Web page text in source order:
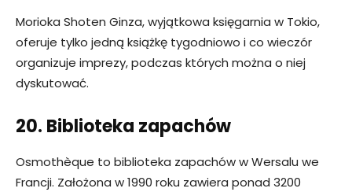
Morioka Shoten Ginza, wyjątkowa księgarnia w Tokio,
oferuje tylko jedną książkę tygodniowo i co wieczór
organizuje imprezy, podczas których można o niej
dyskutować.
20. Biblioteka zapachów
Osmothèque to biblioteka zapachów w Wersalu we
Francji. Założona w 1990 roku zawiera ponad 3200